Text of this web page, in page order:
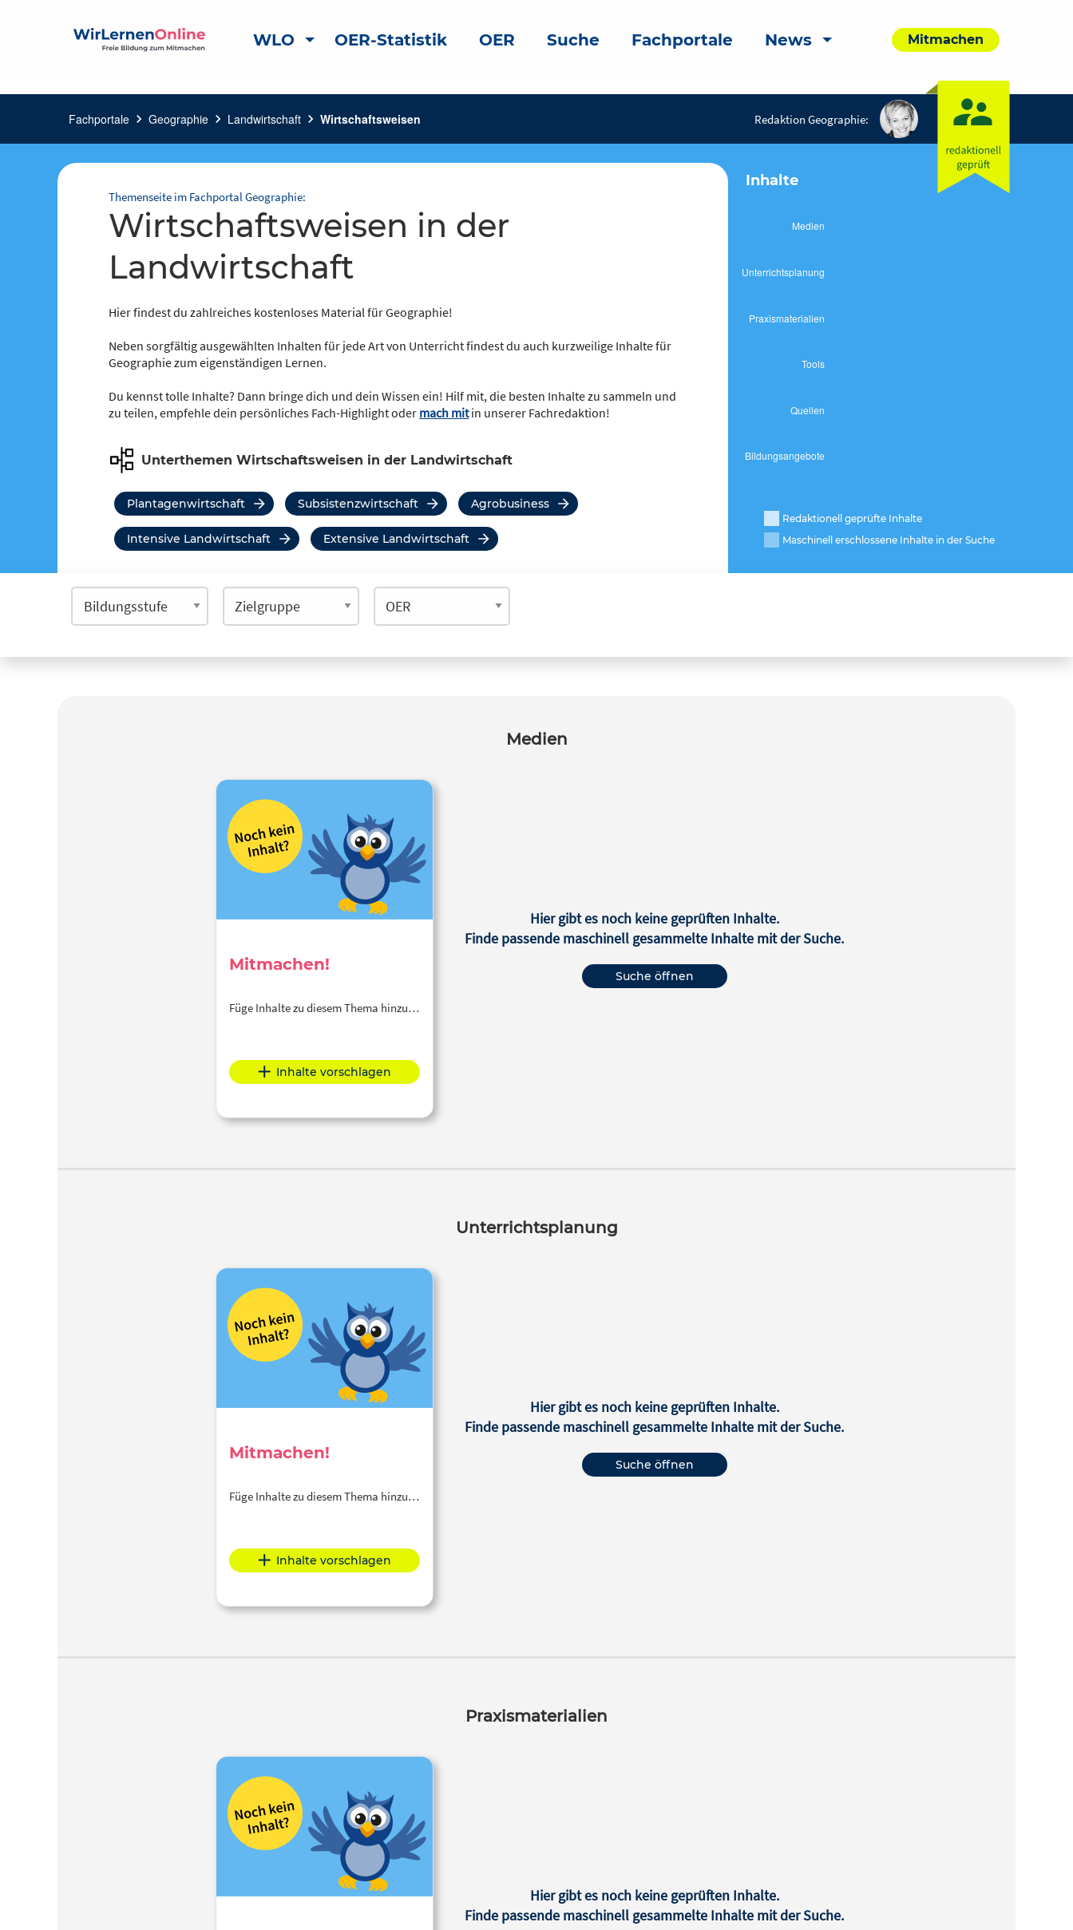
WLO OER-Statistik OER Suche Fachportale News Mitmachen
Fachportale chevron_right Geographie chevron_right Landwirtschaft chevron_right Wirtschaftsweisen Redaktion Geographie:
Themenseite im Fachportal Geographie:
Wirtschaftsweisen in der
Landwirtschaft
Hier findest du zahlreiches kostenloses Material für Geographie!
Neben sorgfältig ausgewählten Inhalten für jede Art von Unterricht findest du auch kurzweilige Inhalte für
Geographie zum eigenständigen Lernen.
Du kennst tolle Inhalte? Dann bringe dich und dein Wissen ein! Hilf mit, die besten Inhalte zu sammeln und
zu teilen, empfehle dein persönliches Fach-Highlight oder mach mitin unserer Fachredaktion!
Unterthemen Wirtschaftsweisen in der Landwirtschaft
Plantagenwirtschaft Subsistenzwirtschaft Agrobusiness
Intensive Landwirtschaft Extensive Landwirtschaft
Inhalte
Redaktionell geprüfte Inhalte
Maschinell erschlossene Inhalte in der Suche
Medien
Mitmachen!
Füge Inhalte zu diesem Thema hinzu…
Inhalte vorschlagen
Hier gibt es noch keine geprüften Inhalte.
Finde passende maschinell gesammelte Inhalte mit der Suche.
Suche öffnen
Unterrichtsplanung
Mitmachen!
Füge Inhalte zu diesem Thema hinzu…
Inhalte vorschlagen
Hier gibt es noch keine geprüften Inhalte.
Finde passende maschinell gesammelte Inhalte mit der Suche.
Suche öffnen
Praxismaterialien
Hier gibt es noch keine geprüften Inhalte.
Finde passende maschinell gesammelte Inhalte mit der Suche.